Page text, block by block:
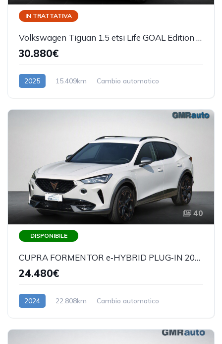
IN TRATTATIVA
Volkswagen Tiguan 1.5 etsi Life GOAL Edition Plus 130cv dsg PREZZO REALE
30.880€
2025 15.409km
Cambio automatico
40
DISPONIBILE
CUPRA FORMENTOR e‑HYBRID PLUG‑IN 204 CV DSG – PREZZO REALE - DISPONIBILE IN SEDE
24.480€
2024 22.808km
Cambio automatico